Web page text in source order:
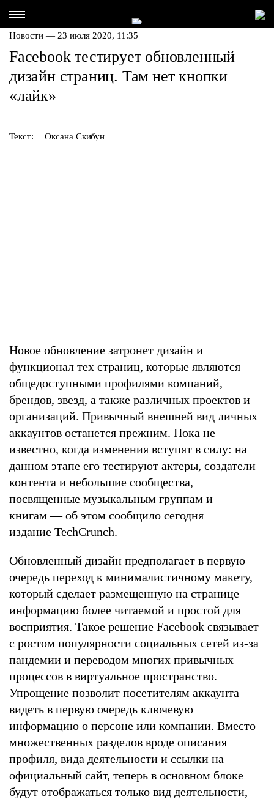
Новости — 23 июля 2020, 11:35
Facebook тестирует обновленный
дизайн страниц. Там нет кнопки
«лайк»
Текст: Оксана Скибун
Новое обновление затронет дизайн и
функционал тех страниц, которые являются
общедоступными профилями компаний,
брендов, звезд, а также различных проектов и
организаций. Привычный внешней вид личных
аккаунтов останется прежним. Пока не
известно, когда изменения вступят в силу: на
данном этапе его тестируют актеры, создатели
контента и небольшие сообщества,
посвященные музыкальным группам и
книгам — об этом сообщило сегодня
издание TechCrunch.
Обновленный дизайн предполагает в первую
очередь переход к минималистичному макету,
который сделает размещенную на странице
информацию более читаемой и простой для
восприятия. Такое решение Facebook связывает
с ростом популярности социальных сетей из-за
пандемии и переводом многих привычных
процессов в виртуальное пространство.
Упрощение позволит посетителям аккаунта
видеть в первую очередь ключевую
информацию о персоне или компании. Вместо
множественных разделов вроде описания
профиля, вида деятельности и ссылки на
официальный сайт, теперь в основном блоке
будут отображаться только вид деятельности,